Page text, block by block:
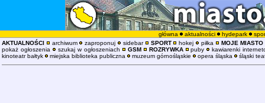
główna aktualności hydepark
AKTUALNOŚCI
archiwum zaproponuj sidebar SPORT hokej piłka
MOJE MIASTO
pokaż ogłoszenia
szukaj w ogłoszeniach GSM ROZRYWKA puby
kawiarenki
kinoteatr bałtyk
miejska biblioteka publiczna muzeum górnośląskie opera śląska śląski